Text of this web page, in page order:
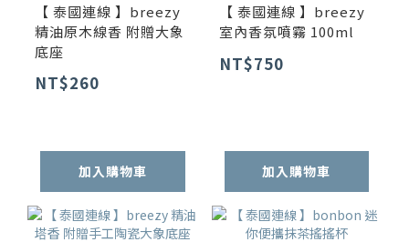
【 泰國連線 】breezy
精油原木線香 附贈大象
底座
NT$260
加入購物車
【 泰國連線 】breezy
室內香氛噴霧 100ml
NT$750
加入購物車